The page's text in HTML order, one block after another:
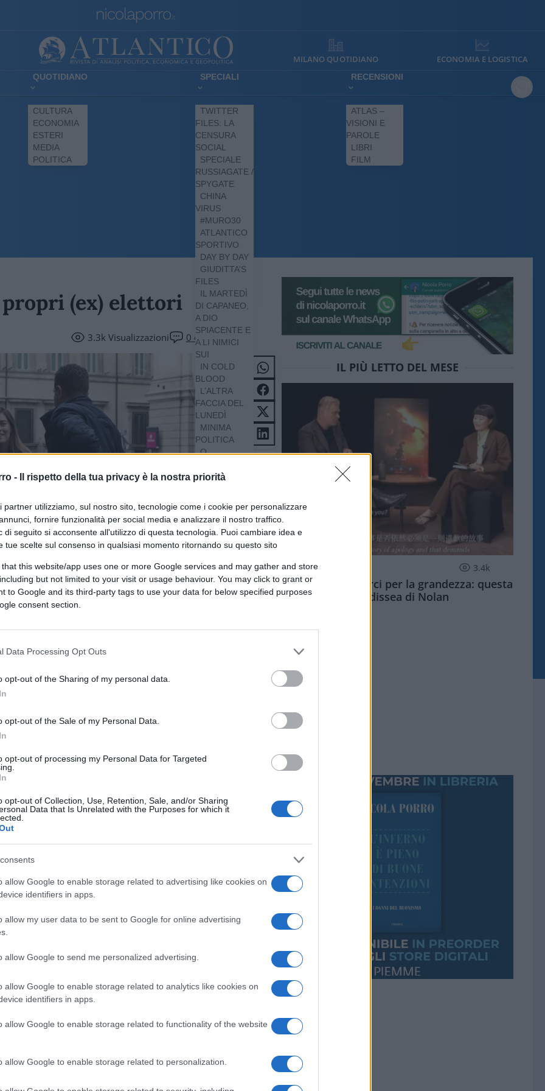
- Il rispetto della tua privacy è la nostra priorità
partner utilizziamo, sul nostro sito, tecnologie come i cookie per personalizzare
fornire funzionalità per social media e analizzare il nostro traffico.
di seguito si acconsente all'utilizzo di questa tecnologia. Puoi cambiare idea e
tue scelte sul consenso in qualsiasi momento ritornando su questo sito
that this website/app uses one or more Google services and may gather and store
but not limited to your visit or usage behaviour. You may click to grant or
to Google and its third-party tags to use your data for below specified purposes
consent section.
Data Processing Opt Outs
opt-out of the Sharing of my personal data.
opt-out of the Sale of my Personal Data.
opt-out of processing my Personal Data for Targeted
opt-out of Collection, Use, Retention, Sale, and/or Sharing
Data that Is Unrelated with the Purposes for which it
allow Google to enable storage related to advertising like cookies on
identifiers in apps.
allow my user data to be sent to Google for online advertising
allow Google to send me personalized advertising.
allow Google to enable storage related to analytics like cookies on
identifiers in apps.
allow Google to enable storage related to functionality of the website
allow Google to enable storage related to personalization.
MILANO QUOTIDIANO ECONOMIA E LOGISTICA
QUOTIDIANO
CULTURA
ECONOMIA
ESTERI
MEDIA
POLITICA
SPECIALI
TWITTER
FILES: LA
CENSURA
SOCIAL
SPECIALE
RUSSIAGATE /
SPYGATE
CHINA
VIRUS
#MURO30
ATLANTICO
SPORTIVO
DAY BY DAY
GIUDITTA’S
FILES
IL MARTEDÌ
DI CAPANEO,
A DIO
SPIACENTE E
A LI NIMICI
SUI
IN COLD
BLOOD
L’ALTRA
FACCIA DEL
LUNEDÌ
MINIMA
POLITICA
O,
POLITICS
SOVRANISTA
RECENSIONI
ATLAS –
VISIONI E
PAROLE
LIBRI
FILM
(ex) elettori
3.3k Visualizzazioni 0 commenti
agli uffici della presidenza del Consiglio in largo Chigi, Roma, 06
su Google
formazione del Governo Conte, in una
improvviso “risveglio” della sinistra
– dovrebbero rappresentare
anni hanno detenuto ogni singola
aver dimenticato la loro
mai aver raggiunto risultati di rilievo, essi
potere – di avere le ricette per ogni
Consiglio una cura di fosforo,
di questa tesi riguarda Maria Elena
prepotentemente i palcoscenici della
suoi ultimi tweet riguardanti il reddito di
sussidio), si riferisce a coloro che
in difficoltà, come “gente in
con cinque euro in banca,
IL PIÙ LETTO DEL MESE
CULTURA 3.4k
Dobbiamo scusarci per la grandezza: questa
è l'Odissea di Nolan